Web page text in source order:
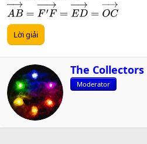
AB→=F ′F→= ED →=O C→
Lời giải
W
r
i
n
The Collectors
Moderator